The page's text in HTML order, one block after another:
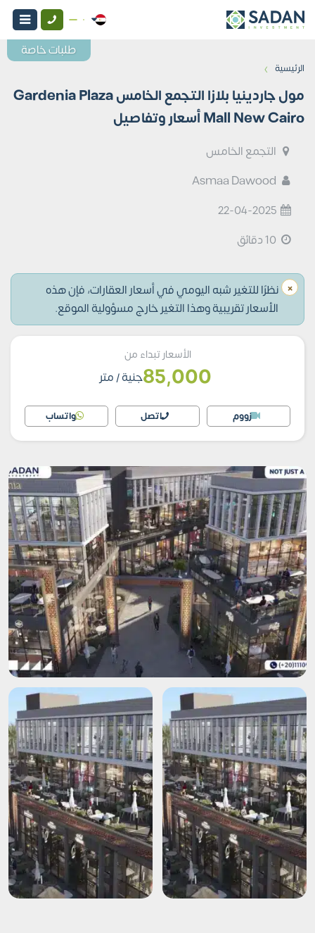
الرئيسية ›
مول جاردينيا بلازا التجمع الخامس Gardenia Plaza
Mall New Cairo أسعار وتفاصيل
التجمع الخامس
22-04-2025
× نظرًا للتغير شبه اليومي في أسعار العقارات، فإن هذه
الأسعار تقريبية وهذا التغير خارج مسؤولية الموقع.
الأسعار تبداء من
85,000جنية/ متر
زووم اتصل واتساب
طلبات خاصة